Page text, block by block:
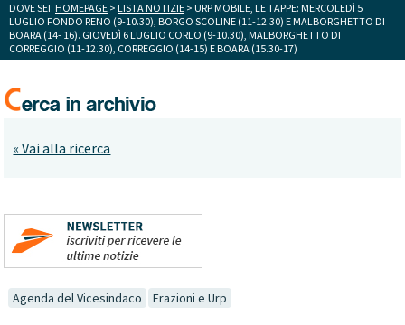
DOVE SEI: HOMEPAGE > LISTA NOTIZIE > URP MOBILE, LE TAPPE: MERCOLEDÌ 5
LUGLIO FONDO RENO (9-10.30), BORGO SCOLINE (11-12.30) E MALBORGHETTO DI
BOARA (14- 16). GIOVEDÌ 6 LUGLIO CORLO (9-10.30), MALBORGHETTO DI
CORREGGIO (11-12.30), CORREGGIO (14-15) E BOARA (15.30-17)
« Vai alla ricerca
Agenda del Vicesindaco Frazioni e Urp